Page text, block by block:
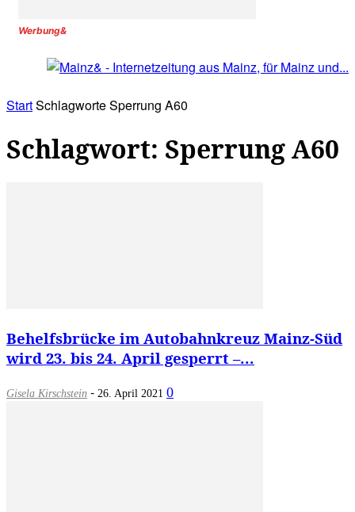
Werbung&
StartSchlagworteSperrung A60
Schlagwort: Sperrung A60
Behelfsbrücke im Autobahnkreuz Mainz-Süd
wird 23. bis 24. April gesperrt –...
Gisela Kirschstein - 26. April 2021 0